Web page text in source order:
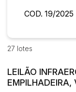
Busca por
Bens diversos
Apartamentos
Casa
COD. 19/2025
27 lotes
LEILÃO
EMPILHADEIRA,